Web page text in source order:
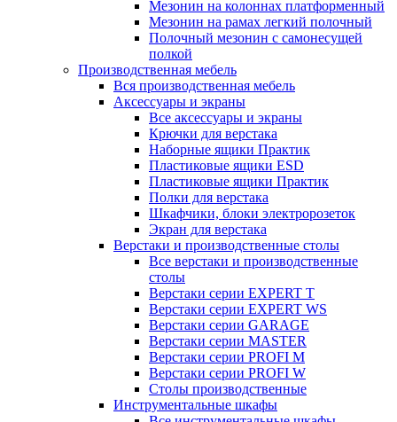
Мезонин на колоннах платформенный
Мезонин на рамах легкий полочный
Полочный мезонин с самонесущей
полкой
Производственная мебель
Вся производственная мебель
Аксессуары и экраны
Все аксессуары и экраны
Крючки для верстака
Наборные ящики Практик
Пластиковые ящики ESD
Пластиковые ящики Практик
Полки для верстака
Шкафчики, блоки электророзеток
Экран для верстака
Верстаки и производственные столы
Все верстаки и производственные
столы
Верстаки серии EXPERT T
Верстаки серии EXPERT WS
Верстаки серии GARAGE
Верстаки серии MASTER
Верстаки серии PROFI M
Верстаки серии PROFI W
Столы производственные
Инструментальные шкафы